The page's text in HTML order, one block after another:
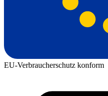
EU-Verbraucherschutz konform